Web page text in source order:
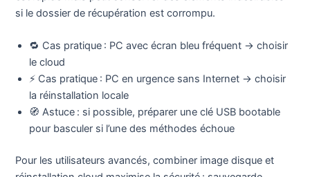
si le dossier de récupération est corrompu.
🔁 Cas pratique : PC avec écran bleu fréquent → choisir
le cloud
⚡ Cas pratique : PC en urgence sans Internet → choisir
la réinstallation locale
🧭 Astuce : si possible, préparer une clé USB bootable
pour basculer si l’une des méthodes échoue
Pour les utilisateurs avancés, combiner image disque et